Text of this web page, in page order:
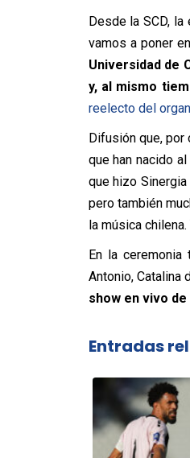
Desde la SCD,
vamos a poner
Universidad de
y, al mismo
reelecto del
Difusión que, por
que han nacido
que hizo
pero también
la música chilena.
En la
Antonio, Catalina
show en vivo
Entradas